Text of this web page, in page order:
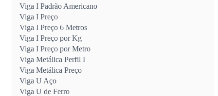
Viga I Padrão Americano
Viga I Preço
Viga I Preço 6 Metros
Viga I Preço por Kg
Viga I Preço por Metro
Viga Metálica Perfil I
Viga Metálica Preço
Viga U Aço
Viga U de Ferro